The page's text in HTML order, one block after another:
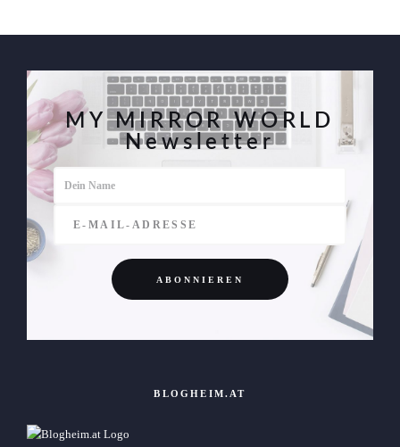
MY MIRROR WORLD
Newsletter
BLOGHEIM.AT